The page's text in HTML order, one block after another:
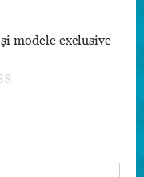
modele exclusive